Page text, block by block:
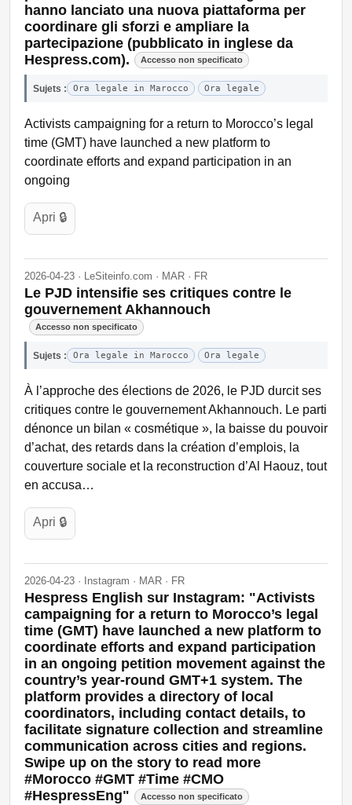
hanno lanciato una nuova piattaforma per
coordinare gli sforzi e ampliare la
partecipazione (pubblicato in inglese da
Hespress.com).
Accesso non specificato
Sujets : Ora legale in Marocco Ora legale
Activists campaigning for a return to Morocco’s legal
time (GMT) have launched a new platform to
coordinate efforts and expand participation in an
ongoing
Apri 🔒
2026-04-23 · LeSiteinfo.com · MAR · FR
Le PJD intensifie ses critiques contre le
gouvernement Akhannouch
Accesso non specificato
Sujets : Ora legale in Marocco Ora legale
À l’approche des élections de 2026, le PJD durcit ses
critiques contre le gouvernement Akhannouch. Le parti
dénonce un bilan « cosmétique », la baisse du pouvoir
d’achat, des retards dans la création d’emplois, la
couverture sociale et la reconstruction d’Al Haouz, tout
en accusa…
Apri 🔒
2026-04-23 · Instagram · MAR · FR
Hespress English sur Instagram: "Activists
campaigning for a return to Morocco’s legal
time (GMT) have launched a new platform to
coordinate efforts and expand participation
in an ongoing petition movement against the
country’s year-round GMT+1 system. The
platform provides a directory of local
coordinators, including contact details, to
facilitate signature collection and streamline
communication across cities and regions.
Swipe up on the story to read more
#Morocco #GMT #Time #CMO
#HespressEng"
Accesso non specificato